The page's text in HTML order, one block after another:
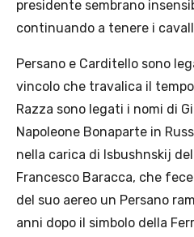
presidente sembrano
continuando a tenere i
Persano e Carditello sono
vincolo che travalica il
Razza sono legati i nomi di
Napoleone Bonaparte in
nella carica di Isbushnskij
Francesco Baracca, che
del suo aereo un Persano
anni dopo il simbolo della